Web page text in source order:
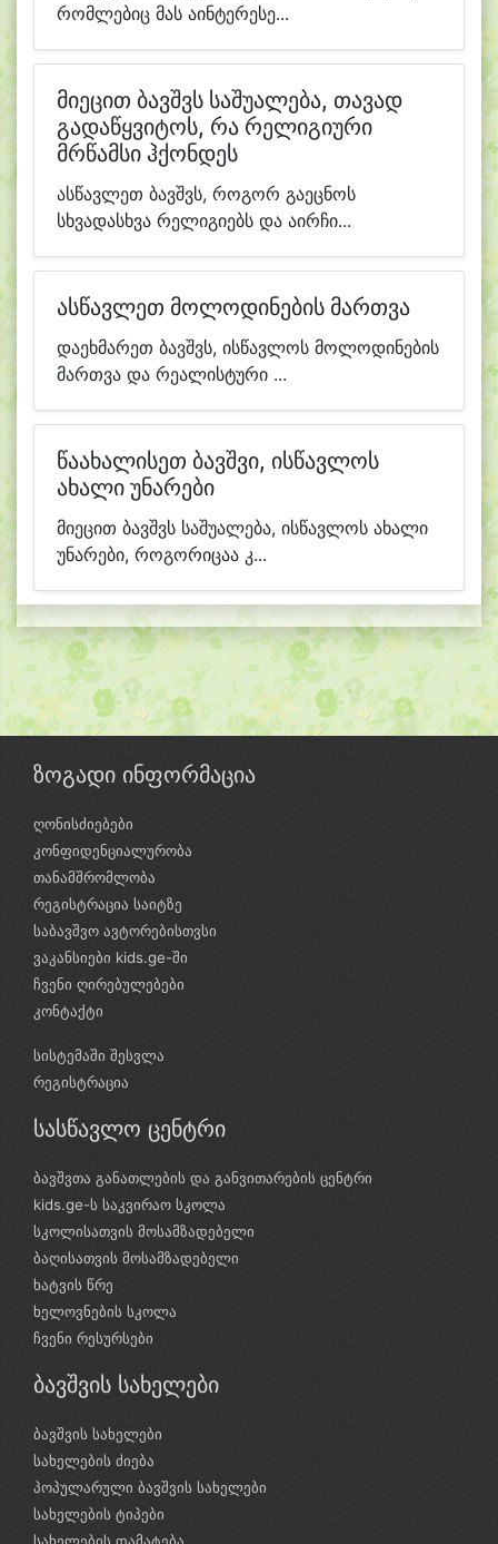
რომლებიც მას აინტერესე...
მიეცით ბავშვს საშუალება, თავად
გადაწყვიტოს, რა რელიგიური
მრწამსი ჰქონდეს
ასწავლეთ ბავშვს, როგორ გაეცნოს
სხვადასხვა რელიგიებს და აირჩი...
ასწავლეთ მოლოდინების მართვა
დაეხმარეთ ბავშვს, ისწავლოს მოლოდინების
მართვა და რეალისტური ...
წაახალისეთ ბავშვი, ისწავლოს
ახალი უნარები
მიეცით ბავშვს საშუალება, ისწავლოს ახალი
უნარები, როგორიცაა კ...
ზოგადი ინფორმაცია
ღონისძიებები
კონფიდენციალურობა
თანამშრომლობა
რეგისტრაცია საიტზე
საბავშვო ავტორებისთვსი
ვაკანსიები kids.ge-ში
ჩვენი ღირებულებები
კონტაქტი
სისტემაში შესვლა
რეგისტრაცია
სასწავლო ცენტრი
ბავშვთა განათლების და განვითარების ცენტრი
kids.ge-ს საკვირაო სკოლა
სკოლისათვის მოსამზადებელი
ბაღისათვის მოსამზადებელი
ხატვის წრე
ხელოვნების სკოლა
ჩვენი რესურსები
ბავშვის სახელები
ბავშვის სახელები
სახელების ძიება
პოპულარული ბავშვის სახელები
სახელების ტიპები